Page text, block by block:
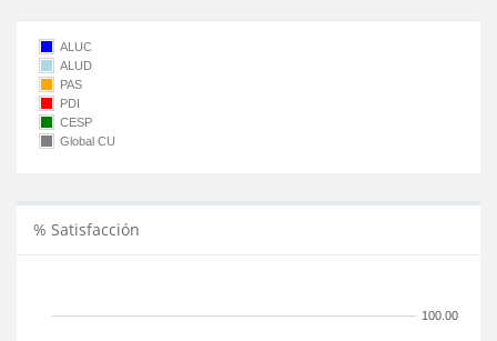
ALUC
ALUD
PAS
PDI
CESP
Global CU
% Satisfacción
100.00